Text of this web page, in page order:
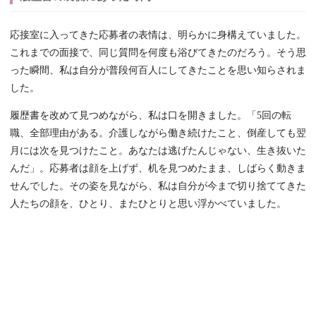
応接室に入ってきた応募者の表情は、明らかに身構えていました。
これまでの面接で、同じ質問を何度も浴びてきたのだろう。そう思
った瞬間、私は自分が普段何百人にしてきたことを思い知らされま
した。
履歴書を改めて見つめながら、私は口を開きました。「5回の転
職、全部理由がある。介護しながら働き続けたこと、倒産しても翌
月には次を見つけたこと。あなたは逃げたんじゃない、生き抜いた
んだ」。応募者は顔を上げず、机を見つめたまま、しばらく動きま
せんでした。その姿を見ながら、私は自分が今まで切り捨ててきた
人たちの顔を、ひとり、またひとりと思い浮かべていました。